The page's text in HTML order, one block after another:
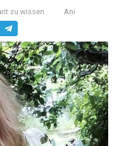
zu wissen Ani